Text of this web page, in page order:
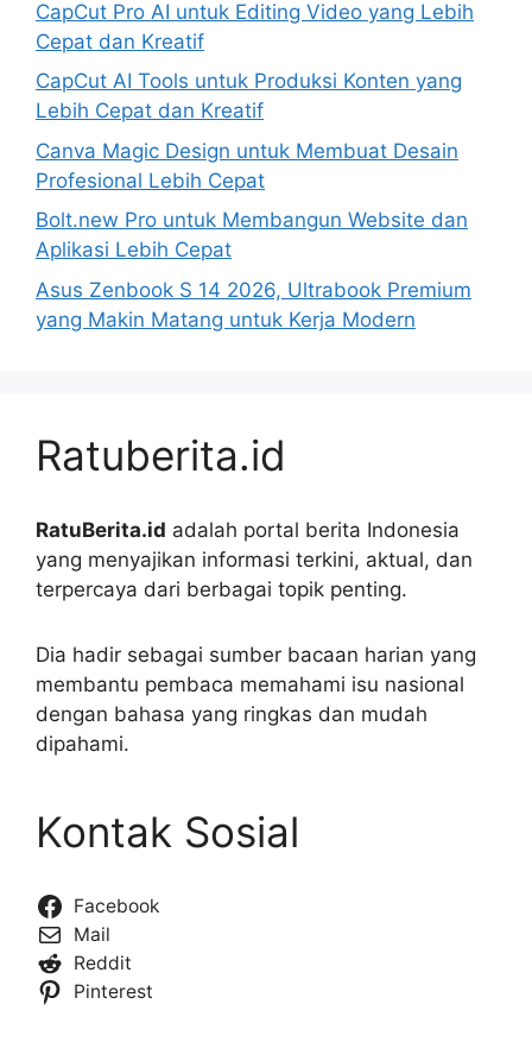
CapCut Pro AI untuk Editing Video yang Lebih
Cepat dan Kreatif
CapCut AI Tools untuk Produksi Konten yang
Lebih Cepat dan Kreatif
Canva Magic Design untuk Membuat Desain
Profesional Lebih Cepat
Bolt.new Pro untuk Membangun Website dan
Aplikasi Lebih Cepat
Asus Zenbook S 14 2026, Ultrabook Premium
yang Makin Matang untuk Kerja Modern
Ratuberita.id
RatuBerita.id adalah portal berita Indonesia
yang menyajikan informasi terkini, aktual, dan
terpercaya dari berbagai topik penting.
Dia hadir sebagai sumber bacaan harian yang
membantu pembaca memahami isu nasional
dengan bahasa yang ringkas dan mudah
dipahami.
Kontak Sosial
Facebook
Mail
Reddit
Pinterest